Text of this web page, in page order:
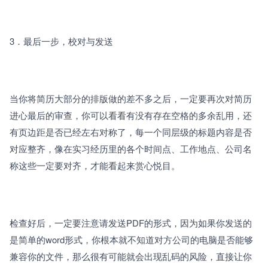
3．最后一步，校对与发送
当你将简历大部分的排版做的差不多之后，一定要再次对简历
进心最后的审查，你可以看看有没有存在空格的多余乱用，还
有页边距是否已经左右对称了，每一个同层级的标题内容是否
对应整齐，像在实习经历里的各个时间点、工作地点、公司名
称这些一定要对齐，才能看起来赏心悦目。
检查好后，一定要注意请发送PDF的形式，因为如果你发送的
是简单的word形式，你根本就不知道对方公司的电脑是否能够
兼容你的文件，那么很有可能就会出现乱码的风险，直接让你